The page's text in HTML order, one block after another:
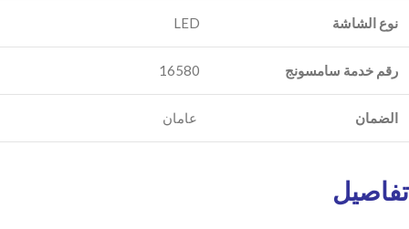
نوع الشاشة LED
رقم خدمة سامسونج 16580
الضمان عامان
تفاصيل